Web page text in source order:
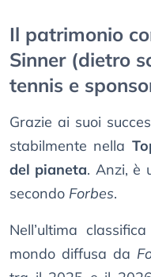
Il patrimonio
Sinner (dietro
tennis e
Grazie ai suoi
stabilmente nella
del pianeta. Anzi, è
secondo Forbes.
Nell’ultima
mondo diffusa da